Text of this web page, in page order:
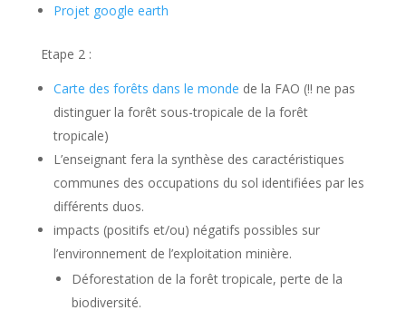
Projet google earth
Etape 2 :
Carte des forêts dans le monde de la FAO (!! ne pas
distinguer la forêt sous-tropicale de la forêt
tropicale)
L’enseignant fera la synthèse des caractéristiques
communes des occupations du sol identifiées par les
différents duos.
impacts (positifs et/ou) négatifs possibles sur
l’environnement de l’exploitation minière.
Déforestation de la forêt tropicale, perte de la
biodiversité.